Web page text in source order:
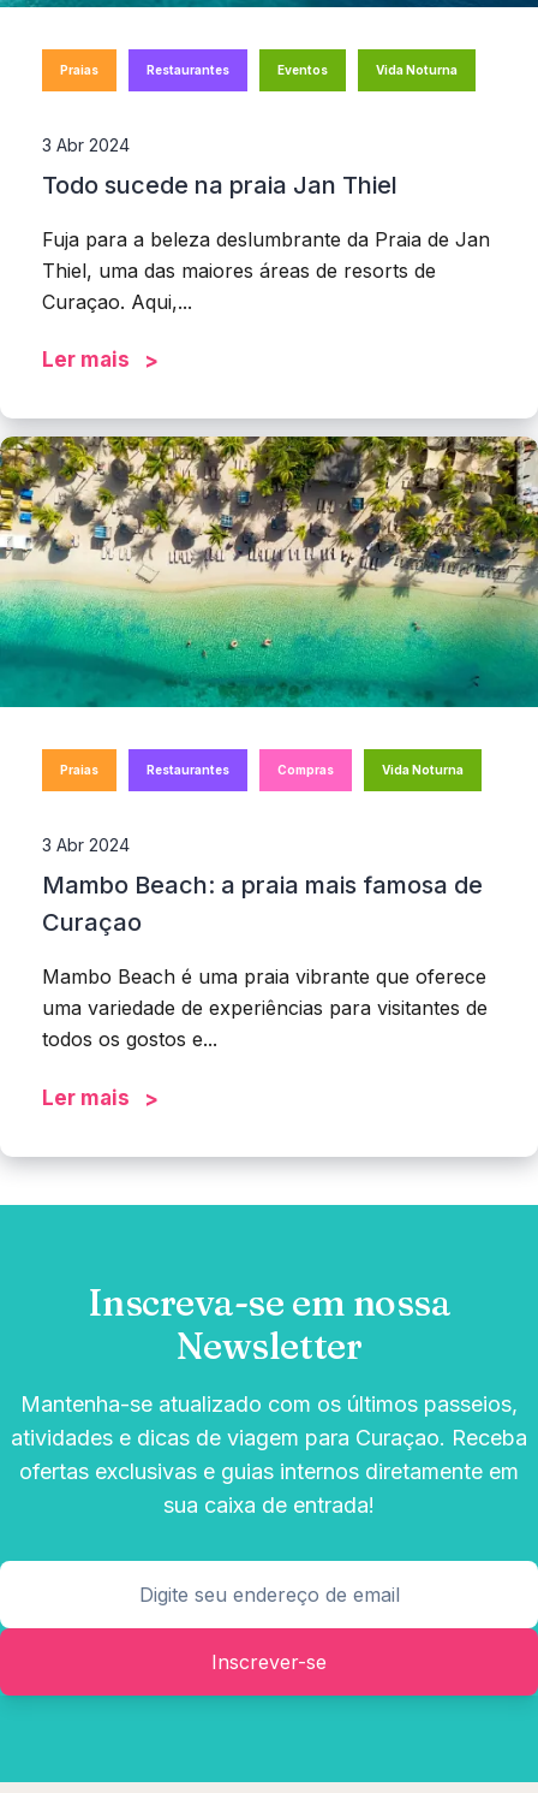
Praias Restaurantes Eventos Vida Noturna
3 Abr 2024
Todo sucede na praia Jan Thiel
Fuja para a beleza deslumbrante da Praia de Jan
Thiel, uma das maiores áreas de resorts de
Curaçao. Aqui,...
Ler mais
Praias Restaurantes Compras Vida Noturna
3 Abr 2024
Mambo Beach: a praia mais famosa de
Curaçao
Mambo Beach é uma praia vibrante que oferece
uma variedade de experiências para visitantes de
todos os gostos e...
Ler mais
Inscreva-se em nossa
Newsletter
Mantenha-se atualizado com os últimos passeios,
atividades e dicas de viagem para Curaçao. Receba
ofertas exclusivas e guias internos diretamente em
sua caixa de entrada!
Inscrever-se